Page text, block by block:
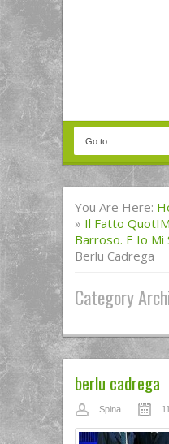
You Are Here:
» Il Fatto
Barroso. E Io Mi
Berlu Cadrega
Category
berlu cadrega
Spina